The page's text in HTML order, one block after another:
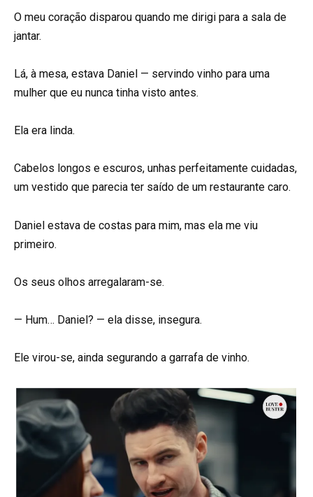
O meu coração disparou quando me dirigi para a sala de
jantar.
Lá, à mesa, estava Daniel — servindo vinho para uma
mulher que eu nunca tinha visto antes.
Ela era linda.
Cabelos longos e escuros, unhas perfeitamente cuidadas,
um vestido que parecia ter saído de um restaurante caro.
Daniel estava de costas para mim, mas ela me viu
primeiro.
Os seus olhos arregalaram-se.
— Hum… Daniel? — ela disse, insegura.
Ele virou-se, ainda segurando a garrafa de vinho.